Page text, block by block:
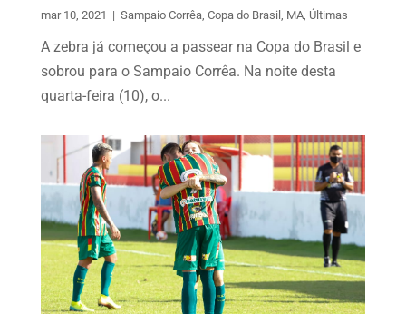
mar 10, 2021 | Sampaio Corrêa, Copa do Brasil , MA, Últimas
A zebra já começou a passear na Copa do Brasil e
sobrou para o Sampaio Corrêa. Na noite desta
quarta-feira (10), o...